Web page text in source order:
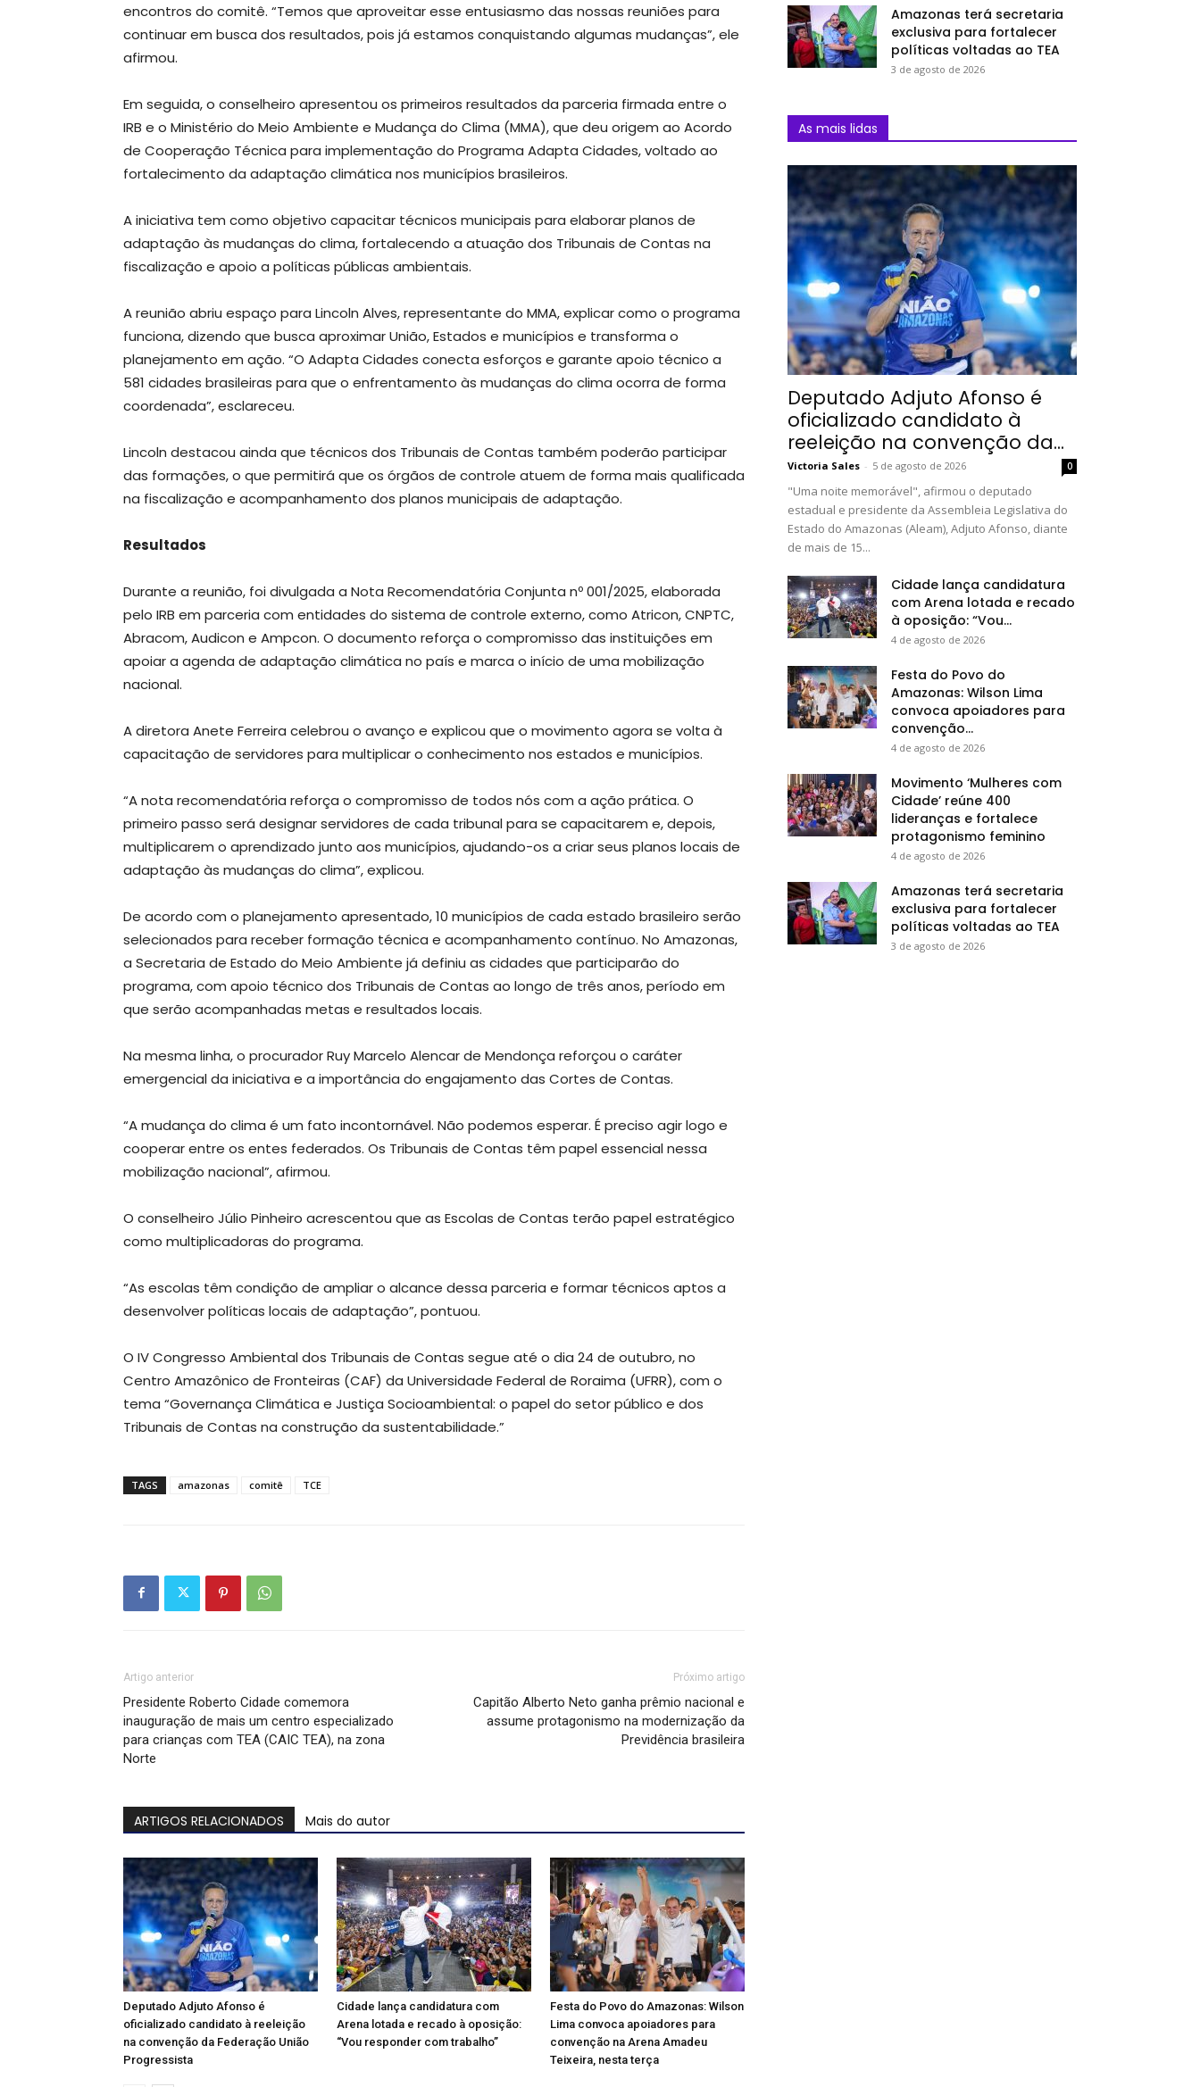
encontros do comitê. “Temos que aproveitar esse entusiasmo das nossas reuniões para
continuar em busca dos resultados, pois já estamos conquistando algumas mudanças”, ele
afirmou.
Em seguida, o conselheiro apresentou os primeiros resultados da parceria firmada entre o
IRB e o Ministério do Meio Ambiente e Mudança do Clima (MMA), que deu origem ao Acordo
de Cooperação Técnica para implementação do Programa Adapta Cidades, voltado ao
fortalecimento da adaptação climática nos municípios brasileiros.
A iniciativa tem como objetivo capacitar técnicos municipais para elaborar planos de
adaptação às mudanças do clima, fortalecendo a atuação dos Tribunais de Contas na
fiscalização e apoio a políticas públicas ambientais.
A reunião abriu espaço para Lincoln Alves, representante do MMA, explicar como o programa
funciona, dizendo que busca aproximar União, Estados e municípios e transforma o
planejamento em ação. “O Adapta Cidades conecta esforços e garante apoio técnico a
581 cidades brasileiras para que o enfrentamento às mudanças do clima ocorra de forma
coordenada”, esclareceu.
Lincoln destacou ainda que técnicos dos Tribunais de Contas também poderão participar
das formações, o que permitirá que os órgãos de controle atuem de forma mais qualificada
na fiscalização e acompanhamento dos planos municipais de adaptação.
Resultados
Durante a reunião, foi divulgada a Nota Recomendatória Conjunta nº 001/2025, elaborada
pelo IRB em parceria com entidades do sistema de controle externo, como Atricon, CNPTC,
Abracom, Audicon e Ampcon. O documento reforça o compromisso das instituições em
apoiar a agenda de adaptação climática no país e marca o início de uma mobilização
nacional.
A diretora Anete Ferreira celebrou o avanço e explicou que o movimento agora se volta à
capacitação de servidores para multiplicar o conhecimento nos estados e municípios.
“A nota recomendatória reforça o compromisso de todos nós com a ação prática. O
primeiro passo será designar servidores de cada tribunal para se capacitarem e, depois,
multiplicarem o aprendizado junto aos municípios, ajudando-os a criar seus planos locais de
adaptação às mudanças do clima”, explicou.
De acordo com o planejamento apresentado, 10 municípios de cada estado brasileiro serão
selecionados para receber formação técnica e acompanhamento contínuo. No Amazonas,
a Secretaria de Estado do Meio Ambiente já definiu as cidades que participarão do
programa, com apoio técnico dos Tribunais de Contas ao longo de três anos, período em
que serão acompanhadas metas e resultados locais.
Na mesma linha, o procurador Ruy Marcelo Alencar de Mendonça reforçou o caráter
emergencial da iniciativa e a importância do engajamento das Cortes de Contas.
“A mudança do clima é um fato incontornável. Não podemos esperar. É preciso agir logo e
cooperar entre os entes federados. Os Tribunais de Contas têm papel essencial nessa
mobilização nacional”, afirmou.
O conselheiro Júlio Pinheiro acrescentou que as Escolas de Contas terão papel estratégico
como multiplicadoras do programa.
“As escolas têm condição de ampliar o alcance dessa parceria e formar técnicos aptos a
desenvolver políticas locais de adaptação”, pontuou.
O IV Congresso Ambiental dos Tribunais de Contas segue até o dia 24 de outubro, no
Centro Amazônico de Fronteiras (CAF) da Universidade Federal de Roraima (UFRR), com o
tema “Governança Climática e Justiça Socioambiental: o papel do setor público e dos
Tribunais de Contas na construção da sustentabilidade.”
TAGS amazonas comitê TCE
Artigo anterior
Presidente Roberto Cidade comemora
inauguração de mais um centro especializado
para crianças com TEA (CAIC TEA), na zona
Norte
Próximo artigo
Capitão Alberto Neto ganha prêmio nacional e
assume protagonismo na modernização da
Previdência brasileira
ARTIGOS RELACIONADOS Mais do autor
Deputado Adjuto Afonso é
oficializado candidato à reeleição
na convenção da Federação União
Progressista
Cidade lança candidatura com
Arena lotada e recado à oposição:
“Vou responder com trabalho”
Festa do Povo do Amazonas: Wilson
Lima convoca apoiadores para
convenção na Arena Amadeu
Teixeira, nesta terça
Amazonas terá secretaria
exclusiva para fortalecer
políticas voltadas ao TEA
3 de agosto de 2026
As mais lidas
Deputado Adjuto Afonso é
oficializado candidato à
reeleição na convenção da...
Victoria Sales - 5 de agosto de 2026 0
"Uma noite memorável", afirmou o deputado
estadual e presidente da Assembleia Legislativa do
Estado do Amazonas (Aleam), Adjuto Afonso, diante
de mais de 15...
Cidade lança candidatura
com Arena lotada e recado
à oposição: “Vou...
4 de agosto de 2026
Festa do Povo do
Amazonas: Wilson Lima
convoca apoiadores para
convenção...
4 de agosto de 2026
Movimento ‘Mulheres com
Cidade’ reúne 400
lideranças e fortalece
protagonismo feminino
4 de agosto de 2026
Amazonas terá secretaria
exclusiva para fortalecer
políticas voltadas ao TEA
3 de agosto de 2026